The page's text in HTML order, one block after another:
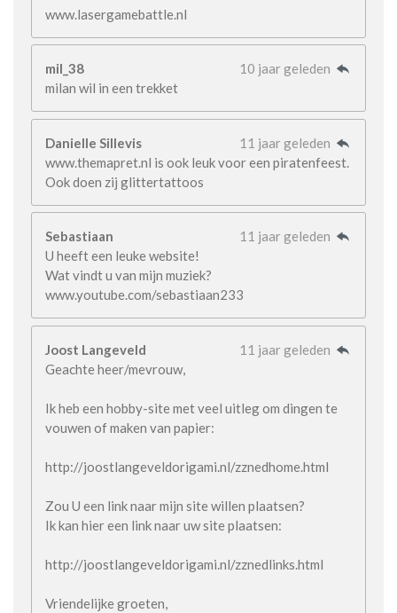
www.lasergamebattle.nl
mil_38
10 jaar geleden
milan wil in een trekket
Danielle Sillevis
11 jaar geleden
www.themapret.nl is ook leuk voor een piratenfeest.
Ook doen zij glittertattoos
Sebastiaan
11 jaar geleden
U heeft een leuke website!
Wat vindt u van mijn muziek?
www.youtube.com/sebastiaan233
Joost Langeveld
11 jaar geleden
Geachte heer/mevrouw,
Ik heb een hobby-site met veel uitleg om dingen te
vouwen of maken van papier:
http://joostlangeveldorigami.nl/zznedhome.html
Zou U een link naar mijn site willen plaatsen?
Ik kan hier een link naar uw site plaatsen:
http://joostlangeveldorigami.nl/zznedlinks.html
Vriendelijke groeten,